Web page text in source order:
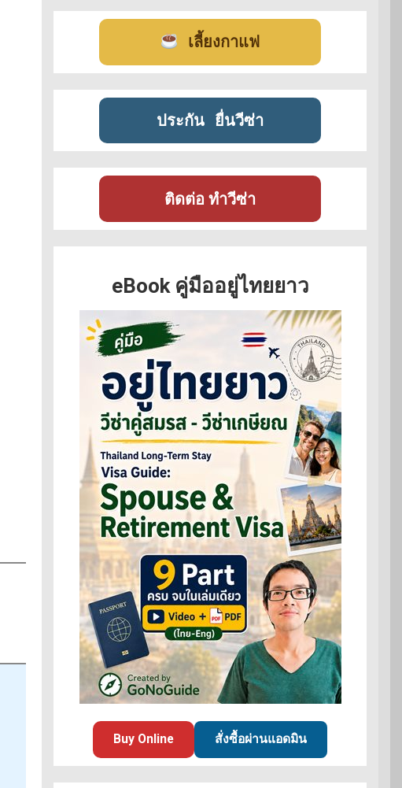
เลี้ยงกาแฟ
ประกัน ยื่นวีซ่า
ติดต่อ ทำวีซ่า
eBook คู่มืออยู่ไทยยาว
Buy Online สั่งซื้อผ่านแอดมิน